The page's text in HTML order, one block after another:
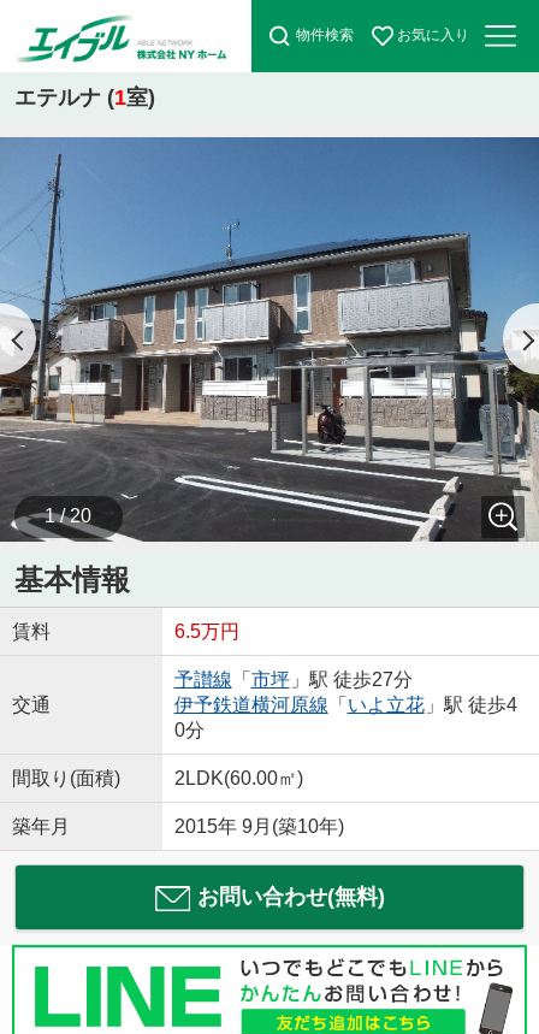
物件検索 お気に入り
エテルナ (1室)
1 / 20
基本情報
賃料 6.5万円
交通
予讃線 「 市坪」駅 徒歩27分
伊予鉄道横河原線 「 いよ立花」駅 徒歩4
0分
間取り(面積) 2LDK(60.00㎡)
築年月 2015年 9月(築10年)
お問い合わせ(無料)